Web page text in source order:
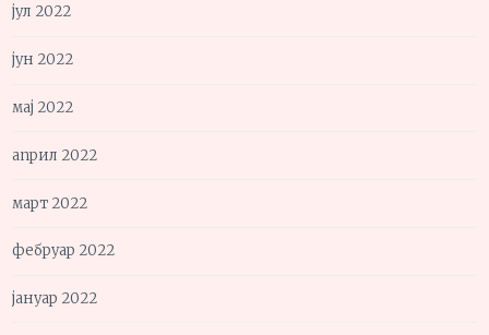
јул 2022
јун 2022
мај 2022
април 2022
март 2022
фебруар 2022
јануар 2022